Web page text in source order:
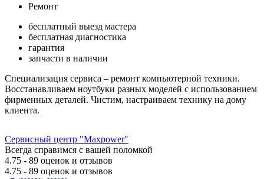
Ремонт
бесплатный выезд мастера
бесплатная диагностика
гарантия
запчасти в наличии
Специализация сервиса – ремонт компьютерной техники.
Восстанавливаем ноутбуки разных моделей с использованием
фирменных деталей. Чистим, настраиваем технику на дому
клиента.
Сервисный центр "Maxpower"
Всегда справимся с вашей поломкой
4.75 - 89 оценок и отзывов
4.75 - 89 оценок и отзывов